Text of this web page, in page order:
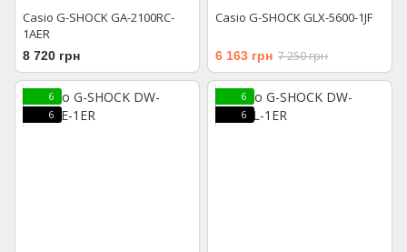
Casio G-SHOCK GA-2100RC-
1AER
8 720 грн
Casio G-SHOCK GLX-5600-1JF
6 163 грн 7 250 грн
6
6
6
6